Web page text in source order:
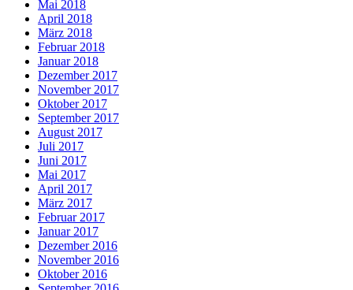
Mai 2018
April 2018
März 2018
Februar 2018
Januar 2018
Dezember 2017
November 2017
Oktober 2017
September 2017
August 2017
Juli 2017
Juni 2017
Mai 2017
April 2017
März 2017
Februar 2017
Januar 2017
Dezember 2016
November 2016
Oktober 2016